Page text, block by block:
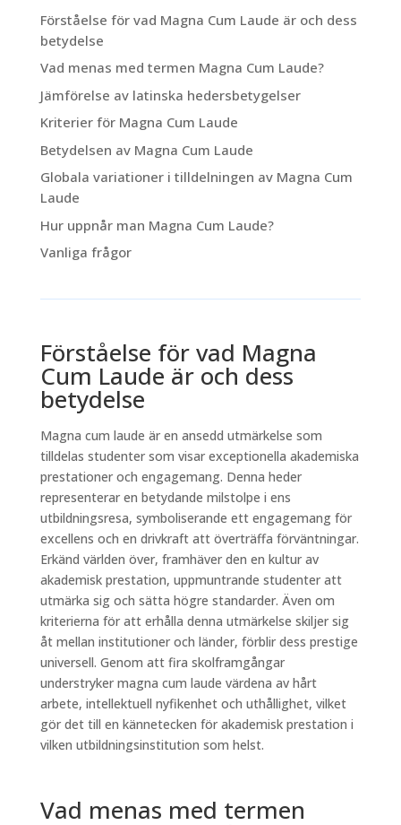
Förståelse för vad Magna Cum Laude är och dess
betydelse
Vad menas med termen Magna Cum Laude?
Jämförelse av latinska hedersbetygelser
Kriterier för Magna Cum Laude
Betydelsen av Magna Cum Laude
Globala variationer i tilldelningen av Magna Cum
Laude
Hur uppnår man Magna Cum Laude?
Vanliga frågor
Förståelse för vad Magna
Cum Laude är och dess
betydelse
Magna cum laude är en ansedd utmärkelse som
tilldelas studenter som visar exceptionella akademiska
prestationer och engagemang. Denna heder
representerar en betydande milstolpe i ens
utbildningsresa, symboliserande ett engagemang för
excellens och en drivkraft att överträffa förväntningar.
Erkänd världen över, framhäver den en kultur av
akademisk prestation, uppmuntrande studenter att
utmärka sig och sätta högre standarder. Även om
kriterierna för att erhålla denna utmärkelse skiljer sig
åt mellan institutioner och länder, förblir dess prestige
universell. Genom att fira skolframgångar
understryker magna cum laude värdena av hårt
arbete, intellektuell nyfikenhet och uthållighet, vilket
gör det till en kännetecken för akademisk prestation i
vilken utbildningsinstitution som helst.
Vad menas med termen